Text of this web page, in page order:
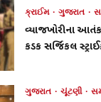
ક્રાઈમ ગુજરાત
વ્યાજખોરીના
કડક સર્જિકલ
ગુજરાત ચૂંટણી